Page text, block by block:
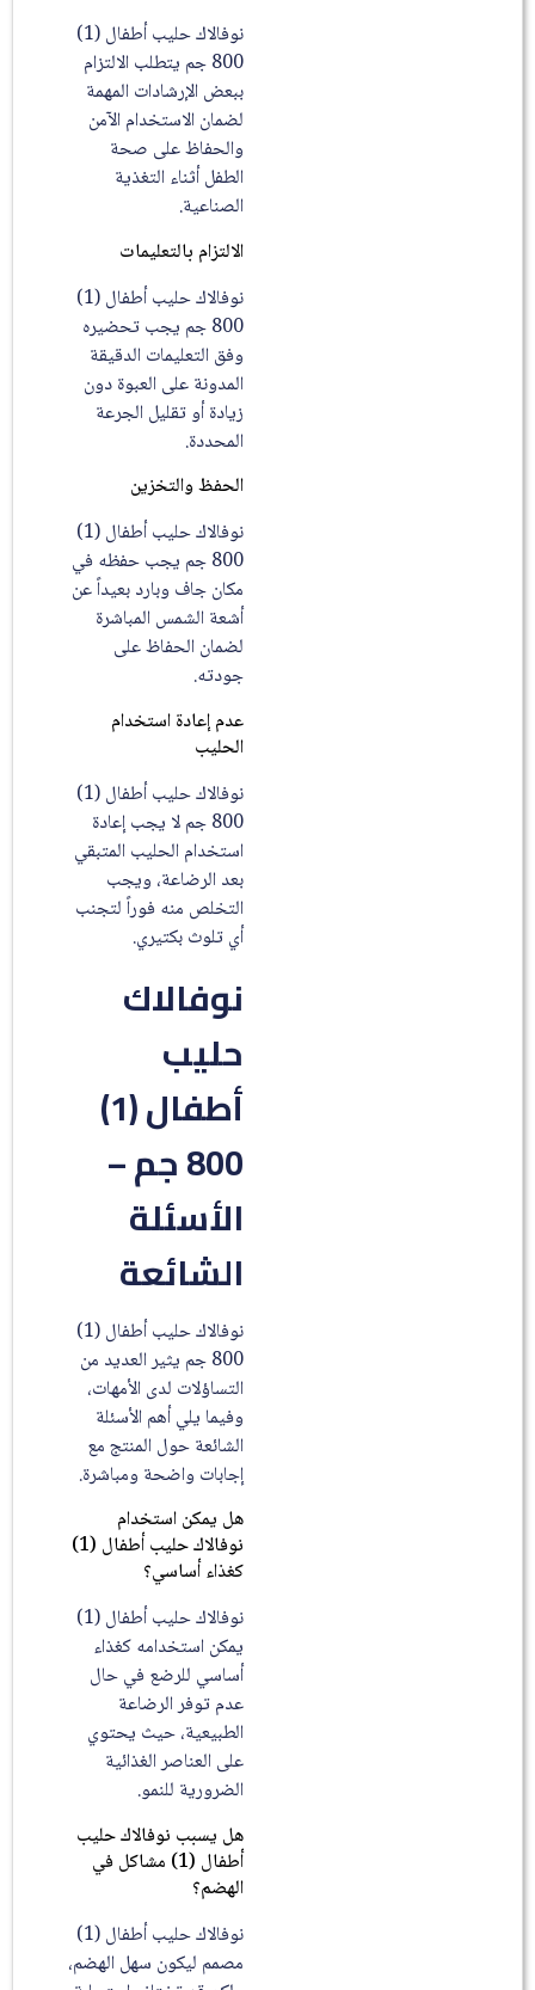
نوفالاك حليب أطفال (1)
800 جم يتطلب الالتزام
ببعض الإرشادات المهمة
لضمان الاستخدام الآمن
والحفاظ على صحة
الطفل أثناء التغذية
الصناعية.
الالتزام بالتعليمات
نوفالاك حليب أطفال (1)
800 جم يجب تحضيره
وفق التعليمات الدقيقة
المدونة على العبوة دون
زيادة أو تقليل الجرعة
المحددة.
الحفظ والتخزين
نوفالاك حليب أطفال (1)
800 جم يجب حفظه في
مكان جاف وبارد بعيداً عن
أشعة الشمس المباشرة
لضمان الحفاظ على
عدم إعادة استخدام
نوفالاك حليب أطفال (1)
800 جم لا يجب إعادة
استخدام الحليب المتبقي
بعد الرضاعة، ويجب
التخلص منه فوراً لتجنب
أي تلوث بكتيري.
نوفالاك
حليب
أطفال (1)
800 جم –
الأسئلة
الشائعة
نوفالاك حليب أطفال (1)
800 جم يثير العديد من
التساؤلات لدى الأمهات،
وفيما يلي أهم الأسئلة
الشائعة حول المنتج مع
إجابات واضحة ومباشرة.
هل يمكن استخدام
نوفالاك حليب أطفال (1)
كغذاء أساسي؟
نوفالاك حليب أطفال (1)
يمكن استخدامه كغذاء
أساسي للرضع في حال
عدم توفر الرضاعة
الطبيعية، حيث يحتوي
على العناصر الغذائية
الضرورية للنمو.
هل يسبب نوفالاك حليب
أطفال (1) مشاكل في
الهضم؟
نوفالاك حليب أطفال (1)
مصمم ليكون سهل الهضم،